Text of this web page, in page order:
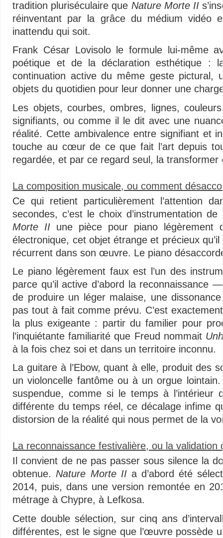
tradition pluriséculaire que Nature Morte II
réinventant par la grâce du médium vidéo
inattendu qui soit.
Frank César Lovisolo le formule lui-même
poétique et de la déclaration esthétique :
continuation active du même geste pictural,
objets du quotidien pour leur donner une
Les objets, courbes, ombres, lignes,
signifiants, ou comme il le dit avec une
réalité. Cette ambivalence entre signifiant et
touche au cœur de ce que fait l’art depuis
regardée, et par ce regard seul, la transformer
La composition musicale, ou comment
Ce qui retient particulièrement l’attention
secondes, c’est le choix d’instrumentation
Morte II une pièce pour piano légèrement
électronique, cet objet étrange et précieux
récurrent dans son œuvre. Le piano
Le piano légèrement faux est l’un des
parce qu’il active d’abord la
de produire un léger malaise, une
pas tout à fait comme prévu. C’est
la plus exigeante : partir du familier pour
l’inquiétante familiarité que Freud nommait
à la fois chez soi et dans un territoire inconnu.
La guitare à l’Ebow, quant à elle, produit des
un violoncelle fantôme ou à un orgue
suspendue, comme si le temps à
différente du temps réel, ce décalage infime
distorsion de la réalité qui nous permet de la
La reconnaissance festivalière, ou la validation
Il convient de ne pas passer sous silence la
obtenue. Nature Morte IIa d’abord été
2014, puis, dans une version remontée en
métrage à Chypre, à Lefkosa.
Cette double sélection, sur cinq ans
différentes, est le signe que l’œuvre possède